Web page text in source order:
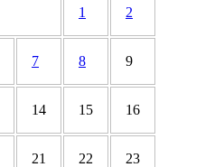
1 2
7 8 9
14 15 16
21 22 23